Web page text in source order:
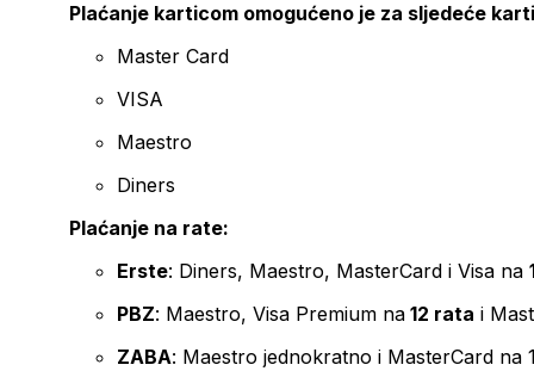
Plaćanje karticom omogućeno je za sljedeće
Master Card
VISA
Maestro
Diners
Plaćanje na rate:
Erste: Diners, Maestro, MasterCard i Visa na
PBZ: Maestro, Visa Premium na 12 rata i
ZABA: Maestro jednokratno i MasterCard na